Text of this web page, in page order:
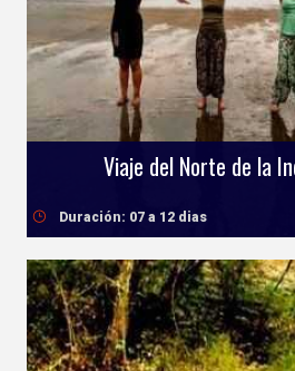
Viaje del Norte de la
Duración: 07 a 12 dias